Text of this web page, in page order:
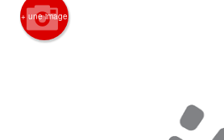
Inscription
Panier (0)
+ une image